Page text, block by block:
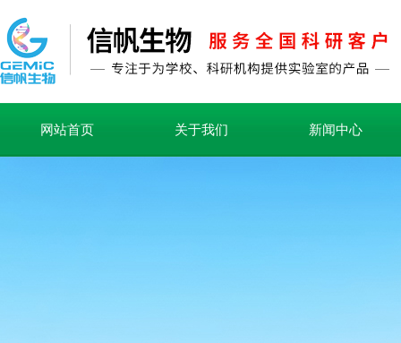
网站首页 关于我们 新闻中心